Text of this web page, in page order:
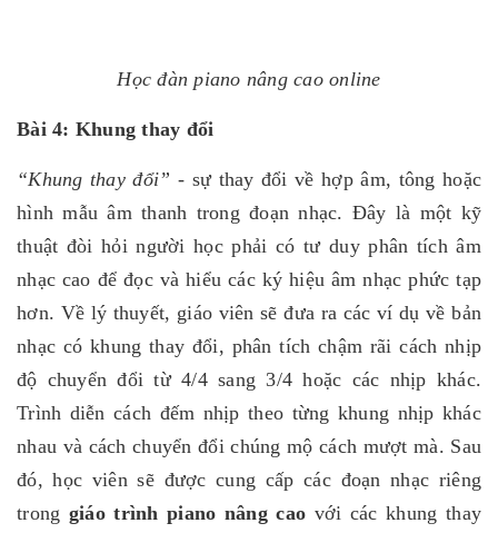
Học đàn piano nâng cao online
Bài 4: Khung thay đổi
“Khung thay đổi” - sự thay đổi về hợp âm, tông hoặc
hình mẫu âm thanh trong đoạn nhạc. Đây là một kỹ
thuật đòi hỏi người học phải có tư duy phân tích âm
nhạc cao để đọc và hiểu các ký hiệu âm nhạc phức tạp
hơn. Về lý thuyết, giáo viên sẽ đưa ra các ví dụ về bản
nhạc có khung thay đổi, phân tích chậm rãi cách nhịp
độ chuyển đổi từ 4/4 sang 3/4 hoặc các nhịp khác.
Trình diễn cách đếm nhịp theo từng khung nhịp khác
nhau và cách chuyển đổi chúng mộ cách mượt mà. Sau
đó, học viên sẽ được cung cấp các đoạn nhạc riêng
trong giáo trình piano nâng cao với các khung thay